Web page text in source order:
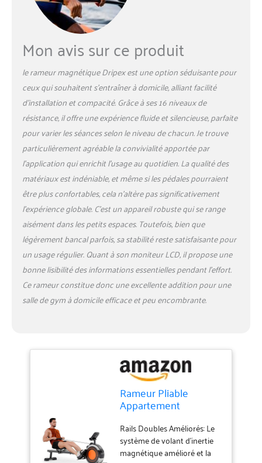
Mon avis sur ce produit
le rameur magnétique Dripex est une option séduisante pour
ceux qui souhaitent s’entraîner à domicile, alliant facilité
d’installation et compacité. Grâce à ses 16 niveaux de
résistance, il offre une expérience fluide et silencieuse, parfaite
pour varier les séances selon le niveau de chacun. Je trouve
particulièrement agréable la convivialité apportée par
l’application qui enrichit l’usage au quotidien. La qualité des
matériaux est indéniable, et même si les pédales pourraient
être plus confortables, cela n’altère pas significativement
l’expérience globale. C’est un appareil robuste qui se range
aisément dans les petits espaces. Toutefois, bien que
légèrement bancal parfois, sa stabilité reste satisfaisante pour
un usage régulier. Quant à son moniteur LCD, il propose une
bonne lisibilité des informations essentielles pendant l’effort.
Ce rameur constitue donc une excellente addition pour une
salle de gym à domicile efficace et peu encombrante.
Rameur Pliable
Appartement
Freinage Magnétique
16 Niv de Résistance
Rails Doubles Améliorés: Le
système de volant d'inertie
magnétique amélioré et la